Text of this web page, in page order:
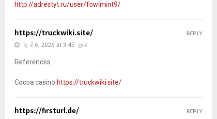
http://adrestyt.ru/user/fowlmint9/
https://truckwiki.site/
ဇွန် 6, 2026 at 3:45 ညနေ
References:
Cocoa casino https://truckwiki.site/
REPLY
https://firsturl.de/ REPLY